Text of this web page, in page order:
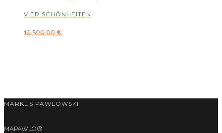
VIER SCHÖNHEITEN
19.500,00 €
MARKUS PAWLOWSKI
MAPAWLO®